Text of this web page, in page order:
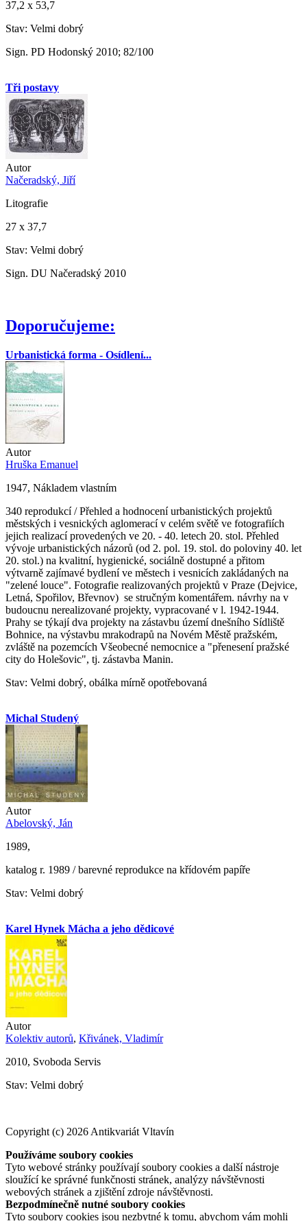
37,2 x 53,7
Stav: Velmi dobrý
Sign. PD Hodonský 2010; 82/100
Tři postavy
Autor
Načeradský, Jiří
Litografie
27 x 37,7
Stav: Velmi dobrý
Sign. DU Načeradský 2010
Doporučujeme:
Urbanistická forma - Osídlení...
Autor
Hruška Emanuel
1947, Nákladem vlastním
340 reprodukcí / Přehled a hodnocení urbanistických projektů
městských i vesnických aglomerací v celém světě ve fotografiích
jejich realizací provedených ve 20. - 40. letech 20. stol. Přehled
vývoje urbanistických názorů (od 2. pol. 19. stol. do poloviny 40. let
20. stol.) na kvalitní, hygienické, sociálně dostupné a přitom
výtvarně zajímavé bydlení ve městech i vesnicích zakládaných na
"zelené louce". Fotografie realizovaných projektů v Praze (Dejvice,
Letná, Spořilov, Břevnov) se stručným komentářem. návrhy na v
budoucnu nerealizované projekty, vypracované v l. 1942-1944.
Prahy se týkají dva projekty na zástavbu území dnešního Sídliště
Bohnice, na výstavbu mrakodrapů na Novém Městě pražském,
zvláště na pozemcích Všeobecné nemocnice a "přenesení pražské
city do Holešovic", tj. zástavba Manin.
Stav: Velmi dobrý, obálka mírně opotřebovaná
Michal Studený
Autor
Abelovský, Ján
1989,
katalog r. 1989 / barevné reprodukce na křídovém papíře
Stav: Velmi dobrý
Karel Hynek Mácha a jeho dědicové
Autor
Kolektiv autorů, Křivánek, Vladimír
2010, Svoboda Servis
Stav: Velmi dobrý
Copyright (c) 2026 Antikvariát Vltavín
Používáme soubory cookies
Tyto webové stránky používají soubory cookies a další nástroje
sloužící ke správné funkčnosti stránek, analýzy návštěvnosti
webových stránek a zjištění zdroje návštěvnosti.
Bezpodmínečně nutné soubory cookies
Tyto soubory cookies jsou nezbytné k tomu, abychom vám mohli